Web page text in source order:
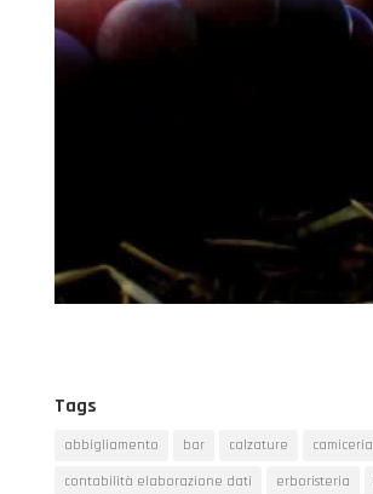
Tags
abbigliamento bar calzature
camiceria
contabilità elaborazione dati
erboristeria